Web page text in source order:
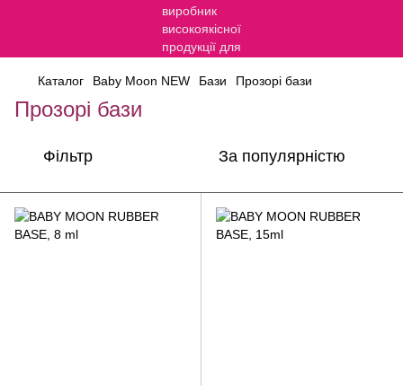
Каталог Baby Moon NEW Бази Прозорі бази
Прозорі бази
Фільтр За популярністю